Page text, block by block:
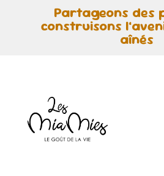
Partageons des
construisons
aînés